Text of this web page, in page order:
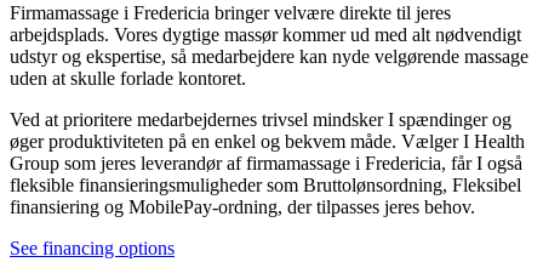
Firmamassage i Fredericia bringer velvære direkte til jeres
arbejdsplads. Vores dygtige massør kommer ud med alt nødvendigt
udstyr og ekspertise, så medarbejdere kan nyde velgørende massage
uden at skulle forlade kontoret.
Ved at prioritere medarbejdernes trivsel mindsker I spændinger og
øger produktiviteten på en enkel og bekvem måde. Vælger I Health
Group som jeres leverandør af firmamassage i Fredericia, får I også
fleksible finansieringsmuligheder som Bruttolønsordning, Fleksibel
finansiering og MobilePay-ordning, der tilpasses jeres behov.
See financing options